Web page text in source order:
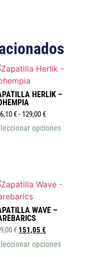
HERLIK –
€- 129,00€
opciones
WAVE –
€ 151,05 €
opciones